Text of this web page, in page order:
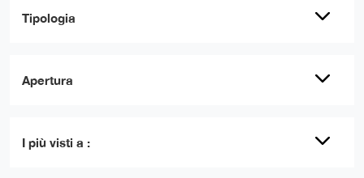
Tipologia
Apertura
I più visti a :